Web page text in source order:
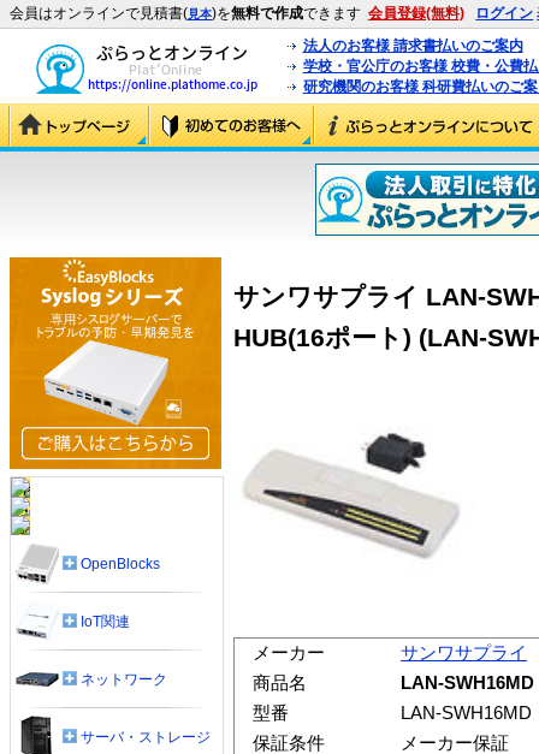
会員はオンラインで見積書(見本)を無料で作成できます 会員登録(無料) ログイン
法人のお客様 請求書払いのご案内
学校・官公庁のお客様 校費・公費
研究機関のお客様 科研費払いのご
サンワサプライ LAN-
HUB(16ポート) (LAN-
メーカー
サンワサプライ
商品名
LAN-
型番
LAN-SWH16MD
保証条件
メーカー保証
OpenBlocks
IoT関連
ネットワーク
サーバ・ストレージ